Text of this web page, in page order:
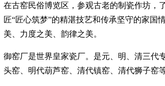
在古窑民俗博览区，参观古老的制瓷作坊，
匠“匠心筑梦”的精湛技艺和传承坚守的家国
美、力度之美、韵律之美。
御窑厂是世界皇家瓷厂。是元、明、清三代
头窑、明代葫芦窑、清代镇窑、清代狮子窑